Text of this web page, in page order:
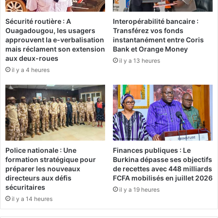
s
m
a
n
d
a
t
a
r
r
t
a
n
n
u
é
n
p
u
b
l
i
q
u
:
l
e
S
N
P
A
G
R
Sécurité routière : A
Ouagadougou, les usagers
approuvent la e-verbalisation
mais réclament son extension
aux deux-roues
il y a 4 heures
Interopérabilité bancaire :
Transférez vos fonds
instantanément entre Coris
Bank et Orange Money
il y a 13 heures
Police nationale : Une
formation stratégique pour
préparer les nouveaux
directeurs aux défis
sécuritaires
il y a 14 heures
Finances publiques : Le
Burkina dépasse ses objectifs
de recettes avec 448 milliards
FCFA mobilisés en juillet 2026
il y a 19 heures